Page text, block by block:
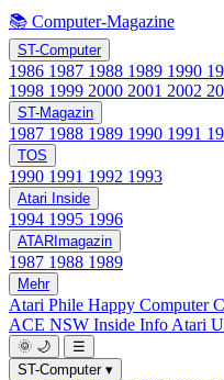
📚 Computer-Magazine
ST-Computer
1986 1987 1988 1989 1990
1998 1999 2000 2001 2002
ST-Magazin
1987 1988 1989 1990 1991
TOS
1990 1991 1992 1993
Atari Inside
1994 1995 1996
ATARImagazin
1987 1988 1989
Mehr
Atari Phile Happy Computer
ACE NSW Inside Info Atari
🌞 🌙
☰
ST-Computer ▾